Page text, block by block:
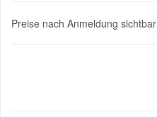
Preise nach Anmeldung sichtbar